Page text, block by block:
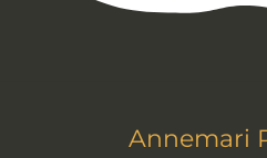
Annemari